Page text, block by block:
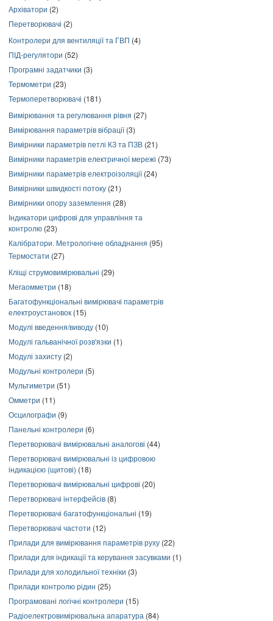
Архіватори (2)
Перетворювачі (2)
Контролери для вентиляції та ГВП (4)
ПІД-регулятори (52)
Програмні задатчики (3)
Термометри (23)
Термоперетворювачі (181)
Вимірювання та регулювання рівня (27)
Вимірювання параметрів вібрації(3)
Вимірники параметрів петлі КЗ та ПЗВ (21)
Вимірники параметрів електричної мережі (73)
Вимірники параметрів електроізоляції(24)
Вимірники швидкості потоку (21)
Вимірники опору заземлення (28)
Індикатори цифрові для управління та
контролю (23)
Калібратори. Метрологічне обладнання (95)
Термостати (27)
Кліщі струмовимірювальні (29)
Мегаомметри (18)
Багатофункціональні вимірювачі параметрів
електроустановок (15)
Модулі введення/виводу (10)
Модулі гальванічної розв'язки (1)
Модулі захисту (2)
Модульні контролери (5)
Мультиметри (51)
Омметри (11)
Осцилографи (9)
Панельні контролери (6)
Перетворювачі вимірювальні аналогові (44)
Перетворювачі вимірювальні із цифровою
індикацією (щитові) (18)
Перетворювачі вимірювальні цифрові (20)
Перетворювачі інтерфейсів (8)
Перетворювачі багатофункціональні (19)
Перетворювачі частоти (12)
Прилади для вимірювання параметрів руху (22)
Прилади для індикації та керування засувками (1)
Прилади для холодильної техніки (3)
Прилади контролю рідин (25)
Програмовані логічні контролери (15)
Радіоелектровимірювальна апаратура (84)